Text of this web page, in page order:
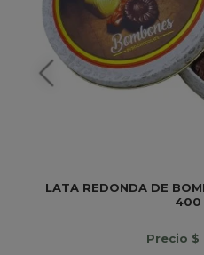
LATA REDONDA DE
400
Precio